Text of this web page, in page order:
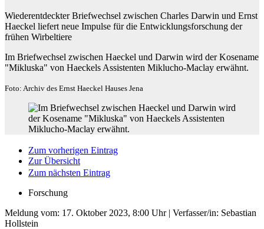
Wiederentdeckter Briefwechsel zwischen Charles Darwin und Ernst
Haeckel liefert neue Impulse für die Entwicklungsforschung der
frühen Wirbeltiere
Im Briefwechsel zwischen Haeckel und Darwin wird der Kosename
"Mikluska" von Haeckels Assistenten Miklucho-Maclay erwähnt.
Foto: Archiv des Ernst Haeckel Hauses Jena
Zum vorherigen Eintrag
Zur Übersicht
Zum nächsten Eintrag
Forschung
Meldung vom: 17. Oktober 2023, 8:00 Uhr| Verfasser/in: Sebastian
Hollstein